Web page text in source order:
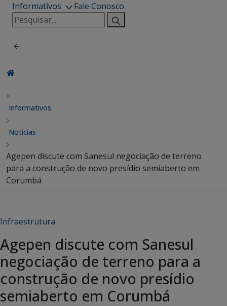
Informativos
Fale Conosco
Pesquisar
por:
Informativos
Notícias
Agepen discute com Sanesul negociação de terreno
para a construção de novo presídio semiaberto em
Corumbá
Infraestrutura
Agepen discute com Sanesul
negociação de terreno para a
construção de novo presídio
semiaberto em Corumbá